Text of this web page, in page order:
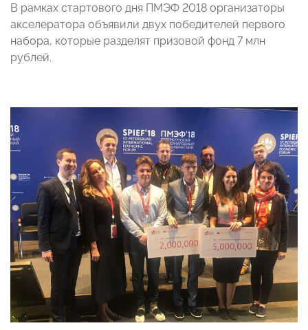
В рамках стартового дня ПМЭФ 2018 организаторы
акселератора объявили двух победителей первого
набора, которые разделят призовой фонд 7 млн
рублей.